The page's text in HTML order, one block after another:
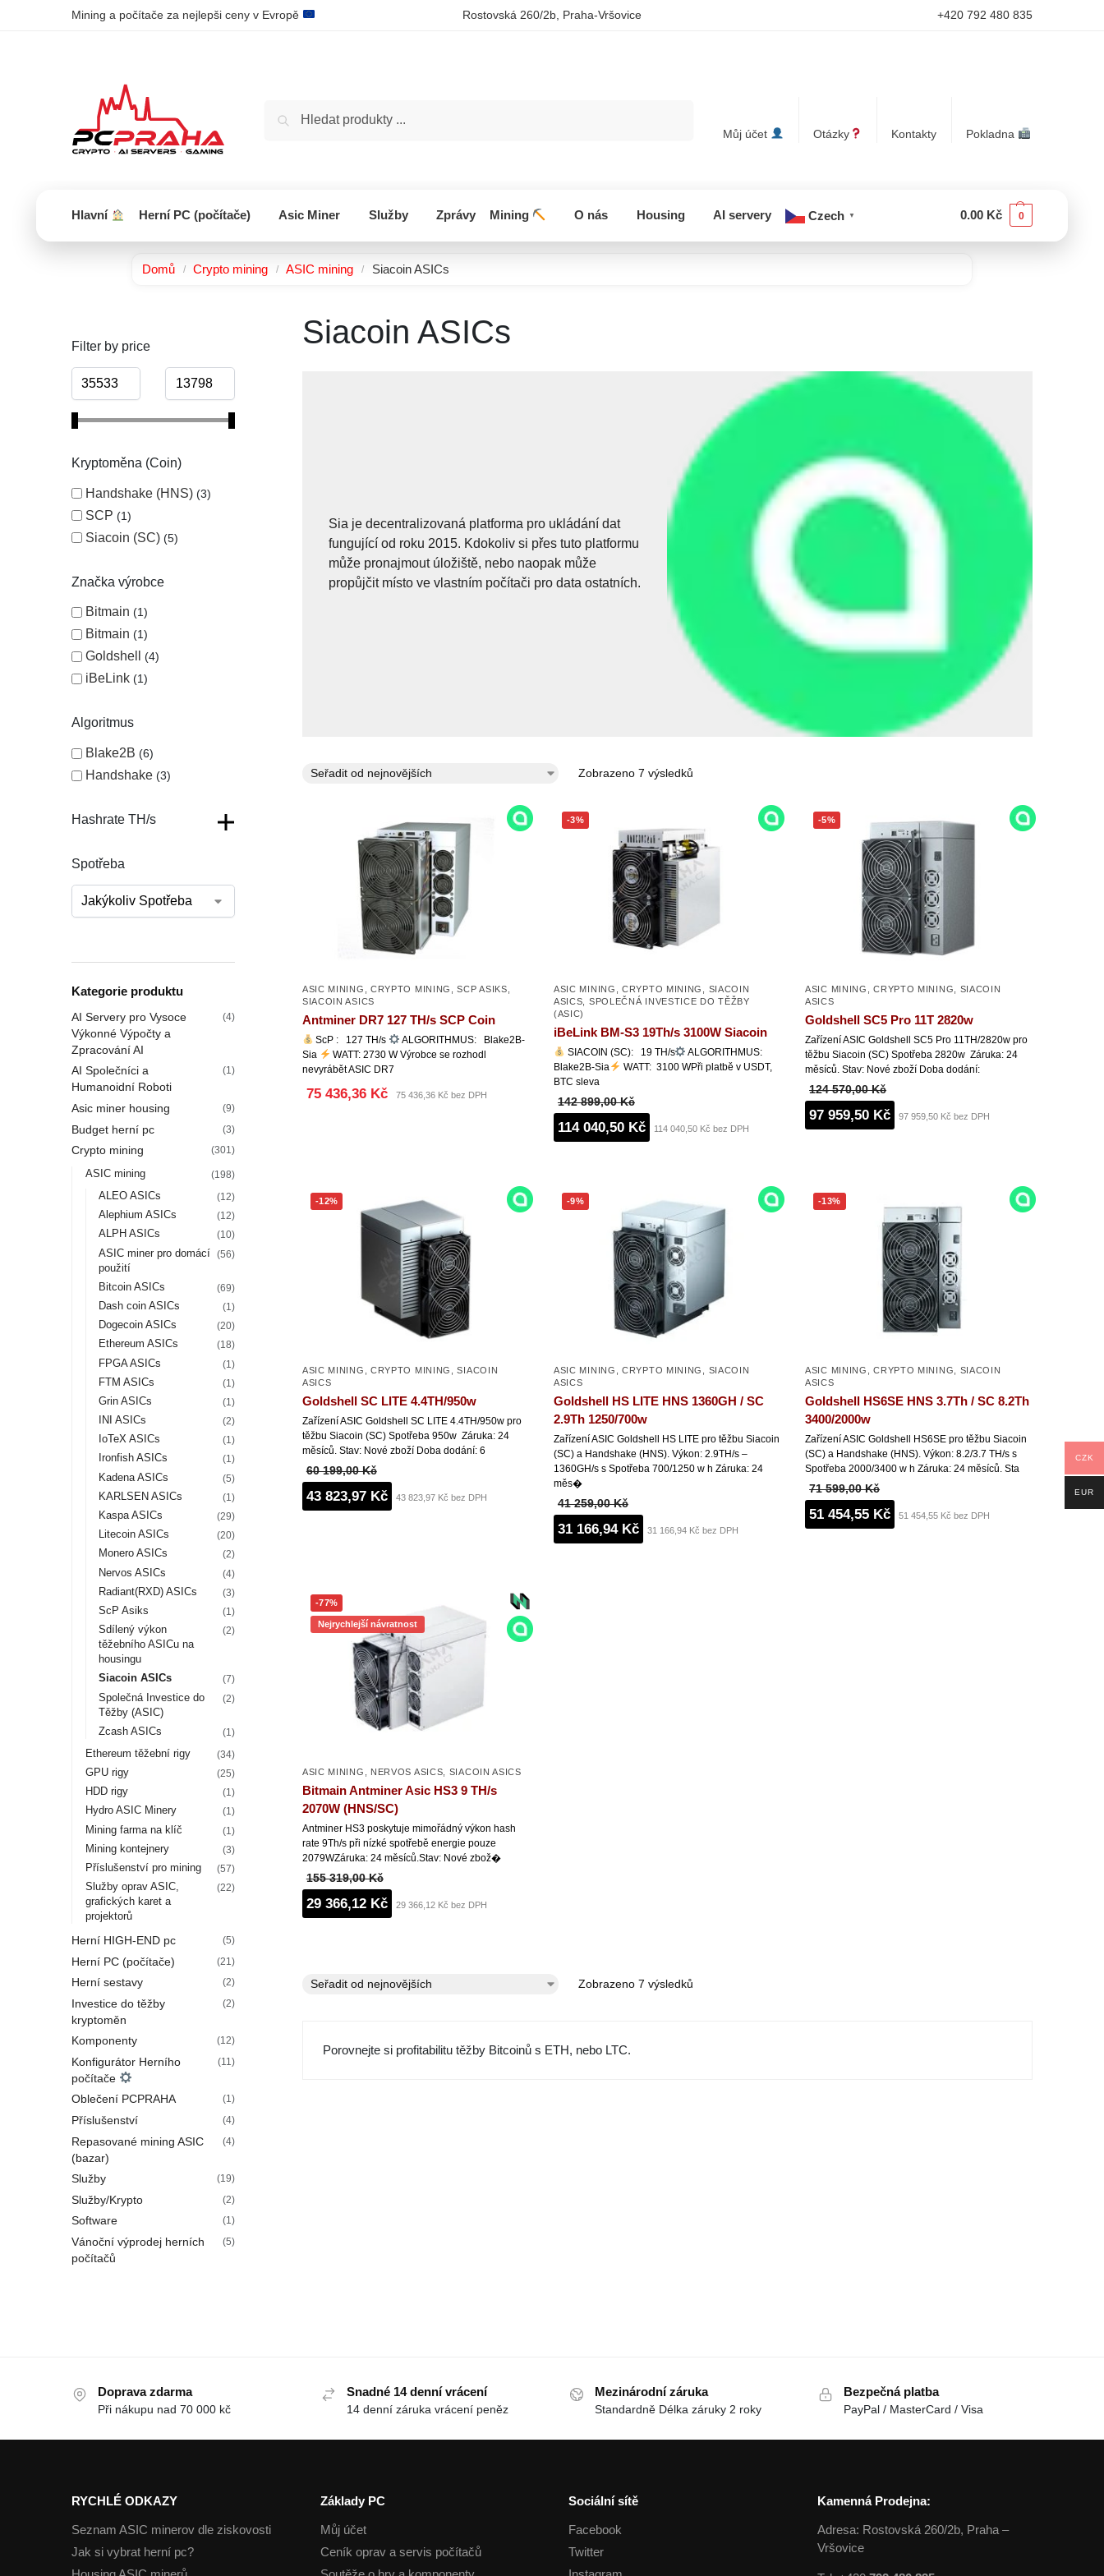
Mining a počítače za nejlepši ceny v Evropě Rostovská 260/2b, Praha-Vršovice +420 792 480 835
Můj účet Otázky Kontakty Pokladna
Hlavní Herní PC (počítače) Asic Miner Služby Zprávy Mining O nás Housing AI servery Czech ▼ 0.00 Kč 0
Domů / Crypto mining / ASIC mining / Siacoin ASICs
Siacoin ASICs
Sia je decentralizovaná platforma pro ukládání dat
fungující od roku 2015. Kdokoliv si přes tuto platformu
může pronajmout úložiště, nebo naopak může
propůjčit místo ve vlastním počítači pro data ostatních.
Zobrazeno 7 výsledků
ASIC MINING CRYPTO MINING ,SCP ASIKS
SIACOIN ASICS
Antminer DR7 127 TH/s SCP Coin
ScP : 127 TH/s
ALGORITHMUS: Blake2B-
Sia
WATT: 2730 W Výrobce se rozhodl
nevyrábět ASIC DR7
75 436,36 Kč 75 436,36 Kč bez DPH
-3%
ASIC MINING ,CRYPTO MINING
SIACOIN
ASICS
SPOLEČNÁ INVESTICE DO TĚŽBY
(ASIC)
iBeLink BM-S3 19Th/s 3100W Siacoin
SIACOIN (SC): 19 TH/s
ALGORITHMUS:
Blake2B-Sia
WATT: 3100 WPři platbě v USDT,
BTC sleva
142 899,00 Kč
114 040,50 Kč 114 040,50 Kč bez DPH
-5%
ASIC MINING ,CRYPTO MINING
SIACOIN
ASICS
Goldshell SC5 Pro 11T 2820w
Zařízení ASIC Goldshell SC5 Pro 11TH/2820w pro
těžbu Siacoin (SC) Spotřeba 2820w Záruka: 24
měsíců. Stav: Nové zboží Doba dodání:
124 570,00 Kč
97 959,50 Kč 97 959,50 Kč bez DPH
-12%
ASIC MINING CRYPTO MINING ,SIACOIN
ASICS
Goldshell SC LITE 4.4TH/950w
Zařízení ASIC Goldshell SC LITE 4.4TH/950w pro
těžbu Siacoin (SC) Spotřeba 950w Záruka: 24
měsíců. Stav: Nové zboží Doba dodání: 6
60 199,00 Kč
43 823,97 Kč 43 823,97 Kč bez DPH
-9%
ASIC MINING ,CRYPTO MINING
SIACOIN
ASICS
Goldshell HS LITE HNS 1360GH / SC
2.9Th 1250/700w
Zařízení ASIC Goldshell HS LITE pro těžbu Siacoin
(SC) a Handshake (HNS). Výkon: 2.9TH/s –
1360GH/s s Spotřeba 700/1250 w h Záruka: 24
měs�
41 259,00 Kč
31 166,94 Kč 31 166,94 Kč bez DPH
-13%
ASIC MINING ,CRYPTO MINING
SIACOIN
ASICS
Goldshell HS6SE HNS 3.7Th / SC 8.2Th
3400/2000w
Zařízení ASIC Goldshell HS6SE pro těžbu Siacoin
(SC) a Handshake (HNS). Výkon: 8.2/3.7 TH/s s
Spotřeba 2000/3400 w h Záruka: 24 měsíců. Sta
71 599,00 Kč
51 454,55 Kč 51 454,55 Kč bez DPH
-77%
Nejrychlejší návratnost
ASIC MINING NERVOS ASICS SIACOIN ASICS
Bitmain Antminer Asic HS3 9 TH/s
2070W (HNS/SC)
Antminer HS3 poskytuje mimořádný výkon hash
rate 9Th/s při nízké spotřebě energie pouze
2079WZáruka: 24 měsíců.Stav: Nové zbož�
155 319,00 Kč
29 366,12 Kč 29 366,12 Kč bez DPH
Zobrazeno 7 výsledků
Porovnejte si profitabilitu těžby Bitcoinů s ETH, nebo LTC.
Filter by price
Kryptoměna (Coin)
Handshake (HNS) 3
SCP 1
Siacoin (SC) 5
Značka výrobce
Bitmain 1
Bitmain 1
Goldshell 4
iBeLink 1
Algoritmus
Blake2B 6
Handshake 3
Hashrate TH/s
Spotřeba
Kategorie produktu
AI Servery pro Vysoce
Výkonné Výpočty a
Zpracování AI
(4)
AI Společníci a
Humanoidní Roboti
(1)
Asic miner housing (9)
Budget herní pc (3)
Crypto mining (301)
ASIC mining (198)
ALEO ASICs (12)
Alephium ASICs (12)
ALPH ASICs (10)
ASIC miner pro domácí
použití
(56)
Bitcoin ASICs (69)
Dash coin ASICs (1)
Dogecoin ASICs (20)
Ethereum ASICs (18)
FPGA ASICs (1)
FTM ASICs (1)
Grin ASICs (1)
INI ASICs (2)
IoTeX ASICs (1)
Ironfish ASICs (1)
Kadena ASICs (5)
KARLSEN ASICs (1)
Kaspa ASICs (29)
Litecoin ASICs (20)
Monero ASICs (2)
Nervos ASICs (4)
Radiant(RXD) ASICs (3)
ScP Asiks (1)
Sdílený výkon
těžebního ASICu na
housingu
(2)
Siacoin ASICs (7)
Společná Investice do
Těžby (ASIC)
(2)
Zcash ASICs (1)
Ethereum těžební rigy (34)
GPU rigy (25)
HDD rigy (1)
Hydro ASIC Minery (1)
Mining farma na klíč (1)
Mining kontejnery (3)
Příslušenství pro mining (57)
Služby oprav ASIC,
grafických karet a
projektorů
(22)
Herní HIGH-END pc (5)
Herní PC (počítače) (21)
Herní sestavy (2)
Investice do těžby
kryptoměn
(2)
Komponenty (12)
Konfigurátor Herního
počítače
(11)
Oblečení PCPRAHA (1)
Příslušenství (4)
Repasované mining ASIC
(bazar)
(4)
Služby (19)
Služby/Krypto (2)
Software (1)
Vánoční výprodej herních
počítačů
(5)
Doprava zdarma
Při nákupu nad 70 000 kč
Snadné 14 denní vrácení
14 denní záruka vrácení peněz
Mezinárodní záruka
Standardně Délka záruky 2 roky
Bezpečná platba
PayPal / MasterCard / Visa
RYCHLÉ ODKAZY
Seznam ASIC minerov dle ziskovosti
Jak si vybrat herní pc?
Základy PC
Můj účet
Ceník oprav a servis počítačů
Sociální sítě
Facebook
Twitter
Kamenná Prodejna:
Adresa: Rostovská 260/2b, Praha –
Vršovice
CZK
EUR